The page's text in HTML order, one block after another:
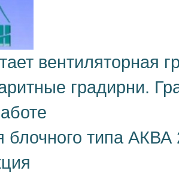
вентиляторная
градирни.
блочного типа АКВА